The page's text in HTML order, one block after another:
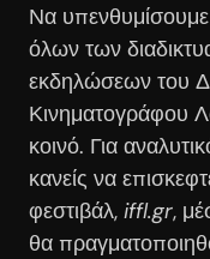
Να
όλων των
εκδηλώσεων του
Κινηματογράφου
κοινό. Για
κανείς να
φεστιβάλ, iffl.gr,
θα